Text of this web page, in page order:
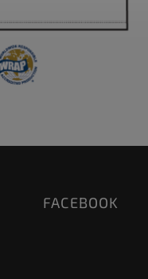
FACEBOOK